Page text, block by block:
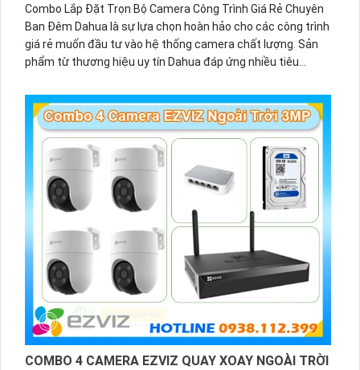
Combo Lắp Đặt Trọn Bộ Camera Công Trình Giá Rẻ Chuyên
Ban Đêm Dahua là sự lựa chọn hoàn hảo cho các công trình
giá rẻ muốn đầu tư vào hệ thống camera chất lượng. Sản
phẩm từ thương hiệu uy tín Dahua đáp ứng nhiều tiêu
COMBO 4 CAMERA EZVIZ QUAY XOAY NGOÀI TRỜI